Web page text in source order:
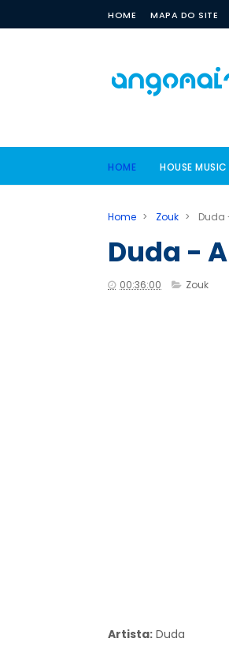
HOME MAPA DO SITE
HOME HOUSE MUSIC
Home > Zouk > Duda
Duda -
00:36:00 Zouk
Artista: Duda